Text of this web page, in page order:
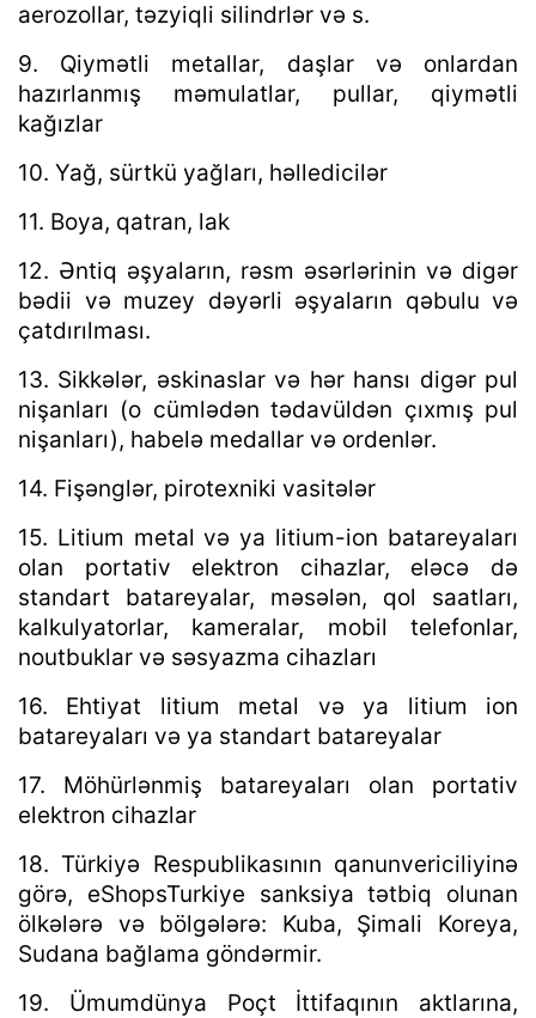
aerozollar, təzyiqli silindrlər və s.
9. Qiymətli metallar, daşlar və onlardan
hazırlanmış məmulatlar, pullar, qiymətli
kağızlar
10. Yağ, sürtkü yağları, həlledicilər
11. Boya, qatran, lak
12. Əntiq əşyaların, rəsm əsərlərinin və digər
bədii və muzey dəyərli əşyaların qəbulu və
çatdırılması.
13. Sikkələr, əskinaslar və hər hansı digər pul
nişanları (o cümlədən tədavüldən çıxmış pul
nişanları), habelə medallar və ordenlər.
14. Fişənglər, pirotexniki vasitələr
15. Litium metal və ya litium-ion batareyaları
olan portativ elektron cihazlar, eləcə də
standart batareyalar, məsələn, qol saatları,
kalkulyatorlar, kameralar, mobil telefonlar,
noutbuklar və səsyazma cihazları
16. Ehtiyat litium metal və ya litium ion
batareyaları və ya standart batareyalar
17. Möhürlənmiş batareyaları olan portativ
elektron cihazlar
18. Türkiyə Respublikasının qanunvericiliyinə
görə, eShopsTurkiye sanksiya tətbiq olunan
ölkələrə və bölgələrə: Kuba, Şimali Koreya,
Sudana bağlama göndərmir.
19. Ümumdünya Poçt İttifaqının aktlarına,